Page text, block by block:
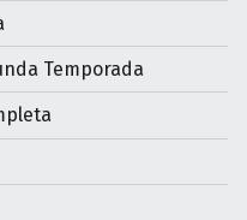
Temporada